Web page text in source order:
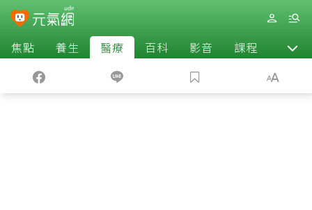
焦點 養生 醫療 百科 影音 課程 退休